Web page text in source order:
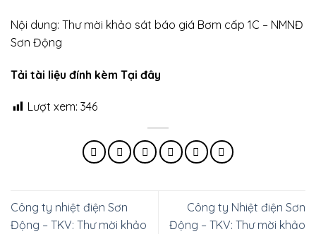
Nội dung: Thư mời khảo sát báo giá Bơm cấp 1C – NMNĐ
Sơn Động
Tải tài liệu đính kèm Tại đây
Lượt xem: 346
Công ty nhiệt điện Sơn
Động – TKV: Thư mời khảo
Công ty Nhiệt điện Sơn
Động – TKV: Thư mời khảo